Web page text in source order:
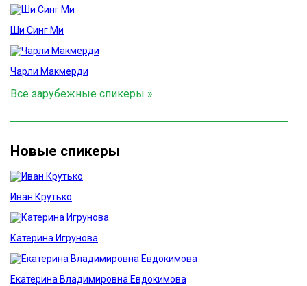
Ши Синг Ми
Чарли Макмерди
Все зарубежные спикеры »
Новые спикеры
Иван Крутько
Катерина Игрунова
Екатерина Владимировна Евдокимова